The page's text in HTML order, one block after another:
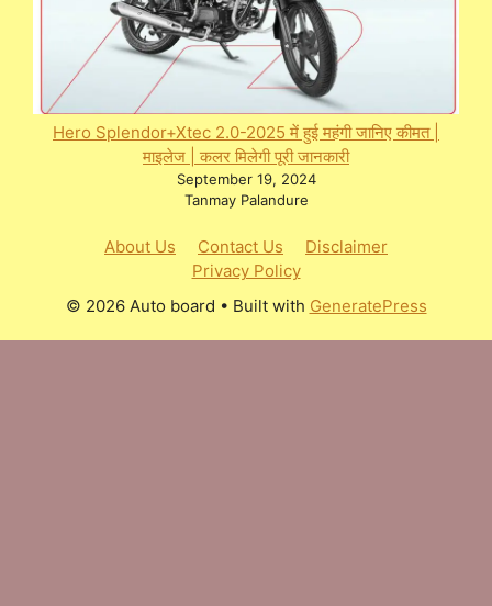
Hero Splendor+Xtec 2.0-2025 में हुई महंगी जानिए कीमत |
माइलेज | कलर मिलेगी पूरी जानकारी
September 19, 2024
Tanmay Palandure
About Us Contact Us
Disclaimer
Privacy Policy
© 2026 Auto board • Built with GeneratePress